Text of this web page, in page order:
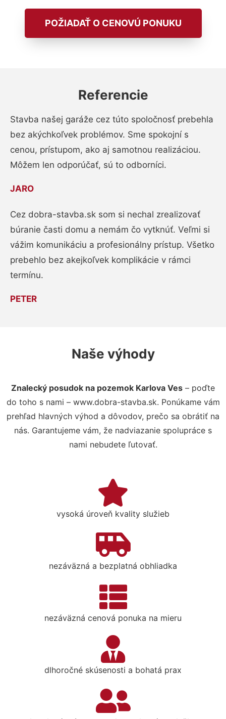
POŽIADAŤ O CENOVÚ PONUKU
Referencie
Stavba našej garáže cez túto spoločnosť prebehla
bez akýchkoľvek problémov. Sme spokojní s
cenou, prístupom, ako aj samotnou realizáciou.
Môžem len odporúčať, sú to odborníci.
JARO
Cez dobra-stavba.sk som si nechal zrealizovať
búranie časti domu a nemám čo vytknúť. Veľmi si
vážim komunikáciu a profesionálny prístup. Všetko
prebehlo bez akejkoľvek komplikácie v rámci
termínu.
PETER
Naše výhody
Znalecký posudok na pozemok Karlova Ves – poďte
do toho s nami – www.dobra-stavba.sk. Ponúkame vám
prehľad hlavných výhod a dôvodov, prečo sa obrátiť na
nás. Garantujeme vám, že nadviazanie spolupráce s
nami nebudete ľutovať.
vysoká úroveň kvality služieb
nezáväzná a bezplatná obhliadka
nezáväzná cenová ponuka na mieru
dlhoročné skúsenosti a bohatá prax